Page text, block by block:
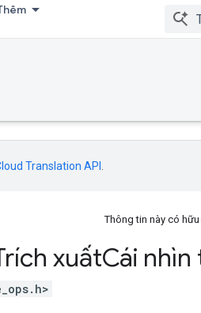
Translation API
Thông tin này có
xuấtCái